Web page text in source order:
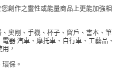
)免運費
作之靈性或能量商品上更能加強相
奧剛、手機、杯子、窗戶、書本、筆
器 汽車、摩托車、自行車、工藝品、
，
保。